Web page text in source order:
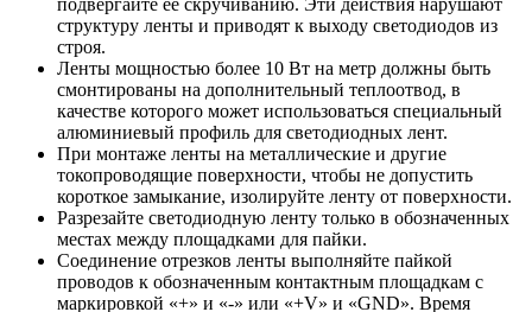
структуру ленты и приводят к выходу светодиодов из
строя.
Ленты мощностью более 10 Вт на метр должны быть
смонтированы на дополнительный теплоотвод, в
качестве которого может использоваться специальный
алюминиевый профиль для светодиодных лент.
При монтаже ленты на металлические и другие
токопроводящие поверхности, чтобы не допустить
короткое замыкание, изолируйте ленту от поверхности.
Разрезайте светодиодную ленту только в обозначенных
местах между площадками для пайки.
Соединение отрезков ленты выполняйте пайкой
проводов к обозначенным контактным площадкам с
маркировкой «+» и «-» или «+V» и «GND». Время